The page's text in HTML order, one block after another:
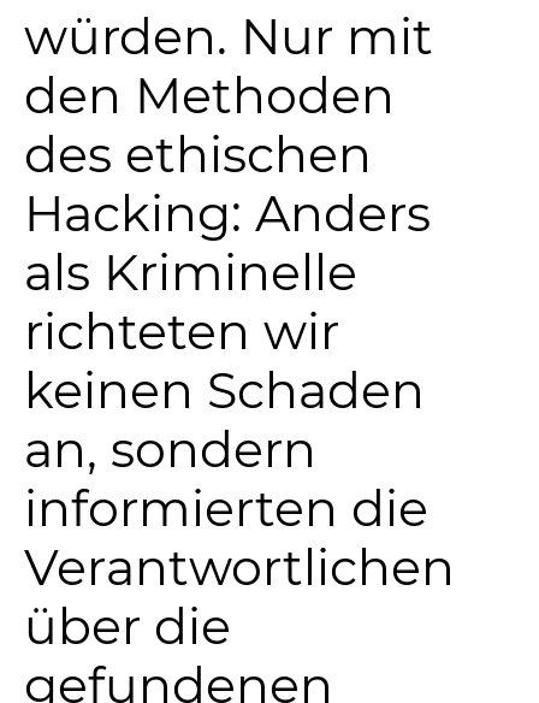
würden. Nur mit
den Methoden
des ethischen
Hacking: Anders
als Kriminelle
richteten wir
keinen Schaden
an, sondern
informierten die
Verantwortlichen
über die
gefundenen